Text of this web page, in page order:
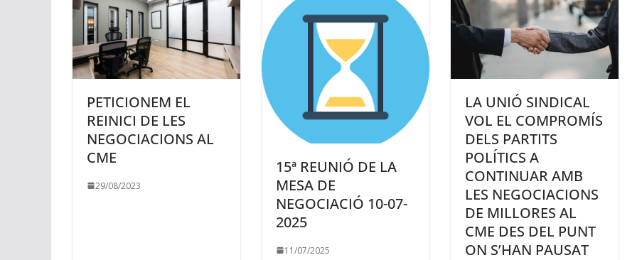
PETICIONEM EL
REINICI DE LES
NEGOCIACIONS AL
CME
29/08/2023
15ª REUNIÓ DE LA
MESA DE
NEGOCIACIÓ 10-07-
2025
11/07/2025
LA UNIÓ SINDICAL
VOL EL COMPROMÍS
DELS PARTITS
POLÍTICS A
CONTINUAR AMB
LES NEGOCIACIONS
DE MILLORES AL
CME DES DEL PUNT
ON S’HAN PAUSAT